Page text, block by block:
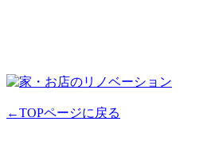
←TOPページに戻る